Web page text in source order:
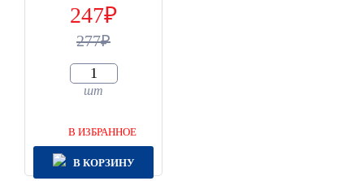
247
277
шт
В ИЗБРАННОЕ
В КОРЗИНУ